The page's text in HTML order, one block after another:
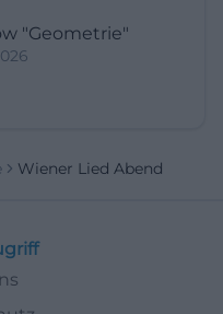
"Geometrie"
Wiener Lied Abend